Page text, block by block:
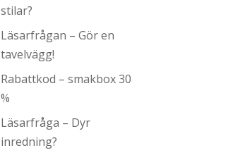
stilar?
Läsarfrågan – Gör en
tavelvägg!
Rabattkod – smakbox 30
%
Läsarfråga – Dyr
inredning?